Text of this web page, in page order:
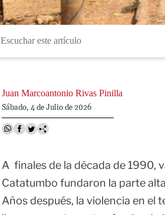
Escuchar este artículo
Juan Marcoantonio Rivas Pinilla
Sábado, 4 de Julio de 2026
A finales de la década de 1990,
Catatumbo fundaron la parte
Años después, la violencia en el